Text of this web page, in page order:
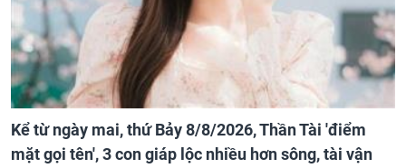
Kể từ ngày mai, thứ Bảy 8/8/2026, Thần Tài 'điểm
mặt gọi tên', 3 con giáp lộc nhiều hơn sông, tài vận